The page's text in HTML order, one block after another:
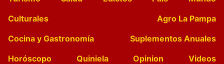
Culturales
Agro La Pampa
Cocina y Gastronomía
Suplementos Anuales
Horóscopo
Quiniela Opinion
Videos